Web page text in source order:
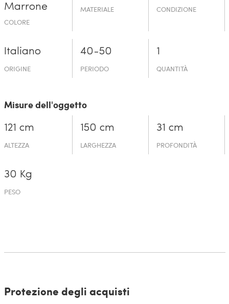
Marrone
COLORE
MATERIALE CONDIZIONE
Italiano
ORIGINE
40-50
PERIODO
1
QUANTITÀ
Misure dell'oggetto
121 cm
ALTEZZA
150 cm
LARGHEZZA
31 cm
PROFONDITÀ
30 Kg
PESO
Protezione degli acquisti